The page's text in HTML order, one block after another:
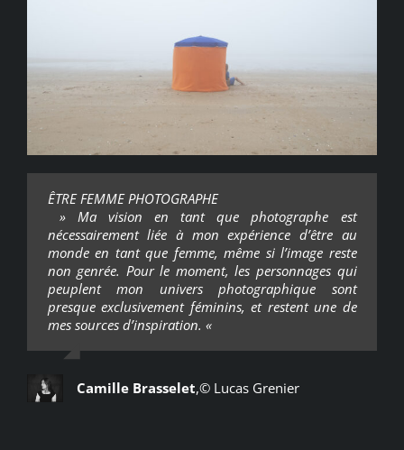
ÊTRE FEMME PHOTOGRAPHE
» Ma vision en tant que photographe est
nécessairement liée à mon expérience d’être au
monde en tant que femme, même si l’image reste
non genrée. Pour le moment, les personnages qui
peuplent mon univers photographique sont
presque exclusivement féminins, et restent une de
mes sources d’inspiration. «
Camille Brasselet,© Lucas Grenier